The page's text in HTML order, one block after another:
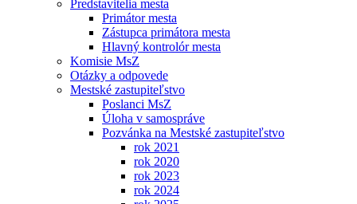
Predstavitelia mesta
Primátor mesta
Zástupca primátora mesta
Hlavný kontrolór mesta
Komisie MsZ
Otázky a odpovede
Mestské zastupiteľstvo
Poslanci MsZ
Úloha v samospráve
Pozvánka na Mestské zastupiteľstvo
rok 2021
rok 2020
rok 2023
rok 2024